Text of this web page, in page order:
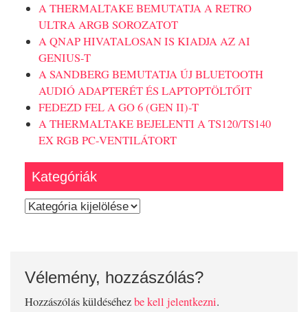
A THERMALTAKE BEMUTATJA A RETRO
ULTRA ARGB SOROZATOT
A QNAP HIVATALOSAN IS KIADJA AZ AI
GENIUS-T
A SANDBERG BEMUTATJA ÚJ BLUETOOTH
AUDIÓ ADAPTERÉT ÉS LAPTOPTÖLTŐIT
FEDEZD FEL A GO 6 (GEN II)-T
A THERMALTAKE BEJELENTI A TS120/TS140
EX RGB PC-VENTILÁTORT
Kategóriák
Kategóriák
Vélemény, hozzászólás?
Hozzászólás küldéséhezbe kell jelentkezni.